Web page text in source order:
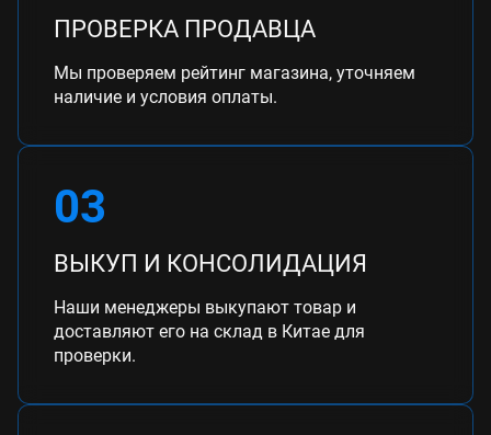
ПРОВЕРКА ПРОДАВЦА
Мы проверяем рейтинг магазина, уточняем
наличие и условия оплаты.
03
ВЫКУП И КОНСОЛИДАЦИЯ
Наши менеджеры выкупают товар и
доставляют его на склад в Китае для
проверки.